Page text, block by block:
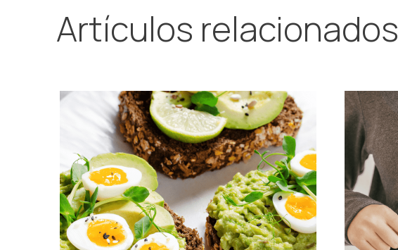
Artículos relacionados